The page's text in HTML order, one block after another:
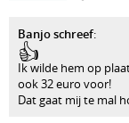
Banjo schreef:
👍
Ik wilde hem op
ook 32 euro voor!
Dat gaat mij te mal